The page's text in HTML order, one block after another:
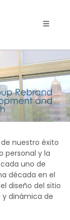
nuestro éxito
personal y la
uno de
década en el
diseño del sitio
y dinámica de